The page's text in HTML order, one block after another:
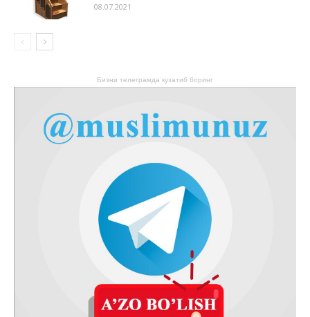
08.07.2021
Бизни телеграмда кузатиб боринг